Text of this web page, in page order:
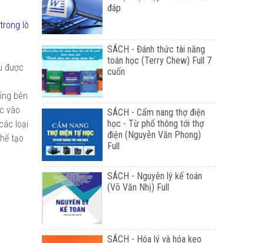
lò
được
bên
vào
loại
tạo
đáp
SÁCH - Đánh thức tài năng
toán học (Terry Chew) Full 7
cuốn
SÁCH - Cẩm nang thợ điện
học - Từ phổ thông tới thợ
điện (Nguyễn Văn Phong)
Full
SÁCH - Nguyên lý kế toán
(Võ Văn Nhị) Full
SÁCH - Hóa lý và hóa keo